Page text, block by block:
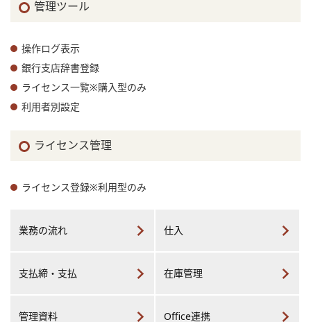
管理ツール
操作ログ表示
銀行支店辞書登録
ライセンス一覧※購入型のみ
利用者別設定
ライセンス管理
ライセンス登録※利用型のみ
業務の流れ 仕入
支払締・支払 在庫管理
管理資料 Office連携